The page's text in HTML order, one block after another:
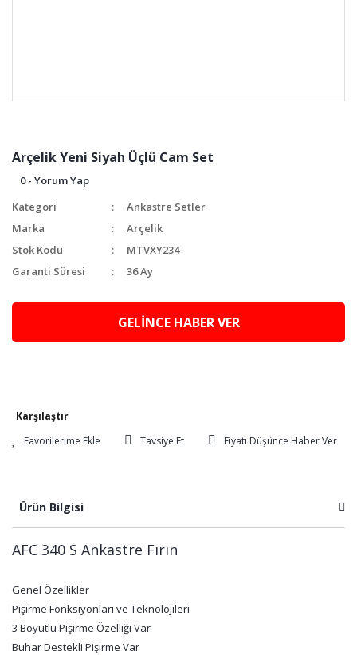
Arçelik Yeni Siyah Üçlü Cam Set
0 - Yorum Yap
Kategori
Ankastre Setler
Marka
Arçelik
Stok Kodu
MTVXY234
Garanti Süresi
36 Ay
GELİNCE HABER VER
Karşılaştır
Tavsiye Et
Fiyatı Düşünce Haber Ver
Ürün Bilgisi
AFC 340 S Ankastre Fırın
Genel Özellikler
Pişirme Fonksiyonları ve Teknolojileri
3 Boyutlu Pişirme Özelliği Var
Buhar Destekli Pişirme Var